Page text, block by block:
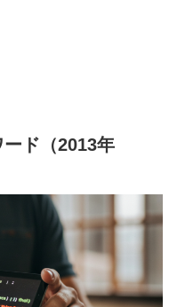
ド（2013年